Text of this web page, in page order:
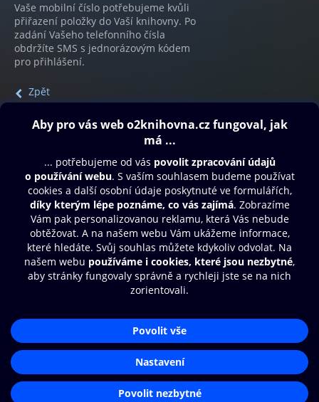
Vaše mobilní číslo potřebujeme kvůli
přiřazení položky do Vaší knihovny. Po
zadání Vašeho telefonního čísla
obdržíte SMS s jednorázovým kódem
pro přihlášení.
Zpět
Obsah ke stažení
Moje O2 Knihovna
Další zábava
© O2 Czech Republic a.s.
Přístupnost
Zásady zpracování osobních údajů
Nastavení cookies
Aplikace O2 Knihovna
Čti a poslouchej své e-knihy a
audioknihy rychleji a pohodlněji.